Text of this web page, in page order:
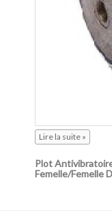
Lire la suite »
Plot
Femelle/femelle